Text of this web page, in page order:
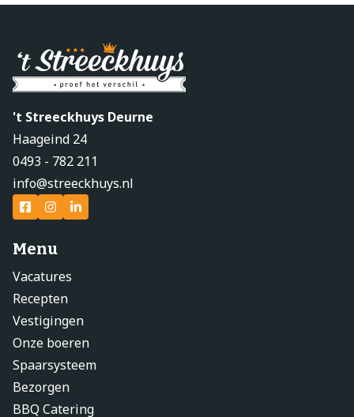
't Streeckhuys Deurne
Haageind 24
0493 - 782 211
info@streeckhuys.nl
Menu
Vacatures
Recepten
Vestigingen
Onze boeren
Spaarsysteem
Bezorgen
BBQ Catering